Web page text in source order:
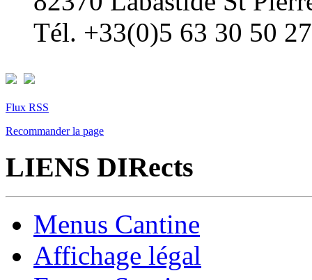
Tél. +33(0)5 63 30 50 27
Flux RSS
Recommander la page
LIENS DIRects
Menus Cantine
Affichage légal